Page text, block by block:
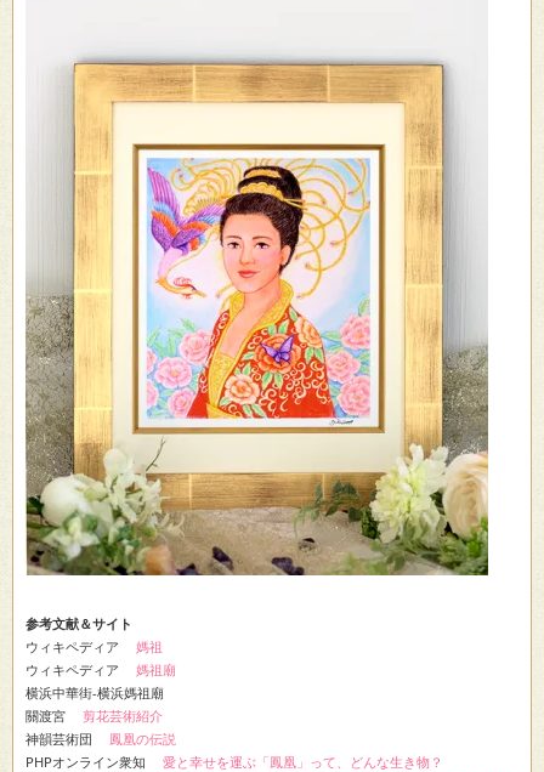
参考文献＆サイト
ウィキペディア
媽祖
ウィキペディア
媽祖廟
横浜中華街-横浜媽祖廟
關渡宮
剪花芸術紹介
神韻芸術団
鳳凰の伝説
PHPオンライン衆知
愛と幸せを運ぶ「鳳凰」って、どんな生き物？